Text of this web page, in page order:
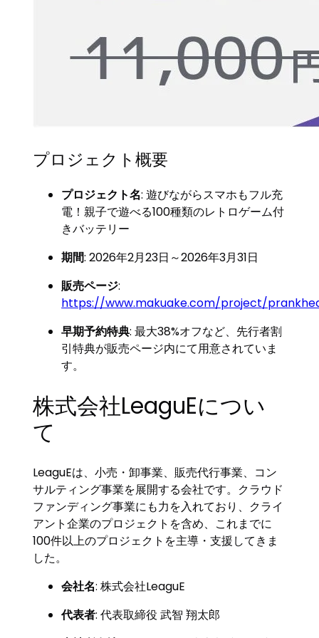
プロジェクト概要
プロジェクト名: 遊びながらスマホもフル充
電！親子で遊べる100種類のレトロゲーム付
きバッテリー
期間: 2026年2月23日～2026年3月31日
販売ページ:
https://www.makuake.com/project/
早期予約特典: 最大38%オフなど、先行者割
引特典が販売ページ内にて用意されていま
す。
株式会社LeaguEについ
て
LeaguEは、小売・卸事業、販売代行事業、コン
サルティング事業を展開する会社です。クラウド
ファンディング事業にも力を入れており、クライ
アント企業のプロジェクトを含め、これまでに
100件以上のプロジェクトを主導・支援してきま
した。
会社名: 株式会社LeaguE
代表者: 代表取締役 武智 翔太郎